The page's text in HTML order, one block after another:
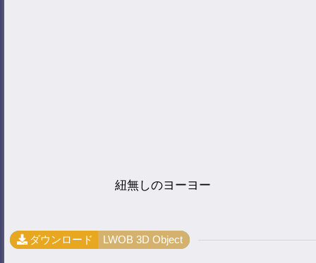
紐無しのヨーヨー
ダウンロード LWOB 3D Object